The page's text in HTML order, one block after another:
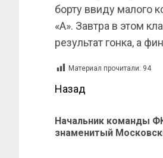
борту ввиду малого
«А». Завтра в этом
результат гонка, а
Материал прочитали: 94
Назад
Начальник команды
знаменитый